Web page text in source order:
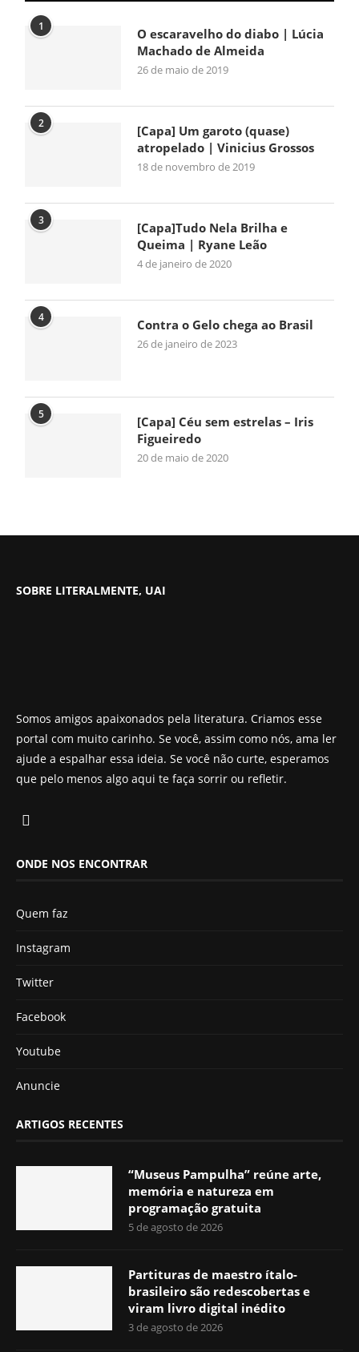
1
O escaravelho do diabo | Lúcia
Machado de Almeida
26 de maio de 2019
2
[Capa] Um garoto (quase)
atropelado | Vinicius Grossos
18 de novembro de 2019
3
[Capa]Tudo Nela Brilha e
Queima | Ryane Leão
4 de janeiro de 2020
4 Contra o Gelo chega ao Brasil
26 de janeiro de 2023
5
[Capa] Céu sem estrelas – Iris
Figueiredo
20 de maio de 2020
SOBRE LITERALMENTE, UAI
Somos amigos apaixonados pela literatura. Criamos esse
portal com muito carinho. Se você, assim como nós, ama ler
ajude a espalhar essa ideia. Se você não curte, esperamos
que pelo menos algo aqui te faça sorrir ou refletir.
ONDE NOS ENCONTRAR
Quem faz
Instagram
Twitter
Facebook
Youtube
Anuncie
ARTIGOS RECENTES
“Museus Pampulha” reúne arte,
memória e natureza em
programação gratuita
5 de agosto de 2026
Partituras de maestro ítalo-
brasileiro são redescobertas e
viram livro digital inédito
3 de agosto de 2026